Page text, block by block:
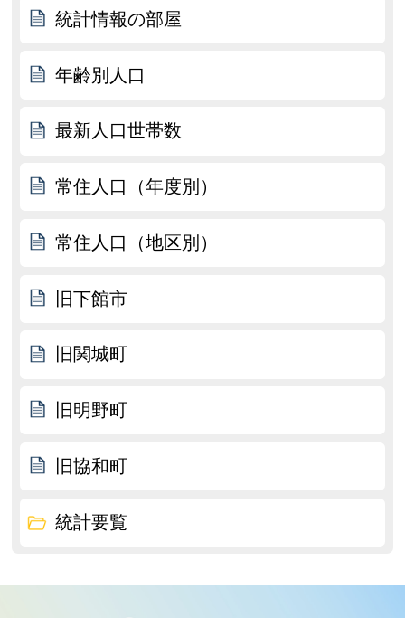
統計情報の部屋
年齢別人口
最新人口世帯数
常住人口（年度別）
常住人口（地区別）
旧下館市
旧関城町
旧明野町
旧協和町
統計要覧